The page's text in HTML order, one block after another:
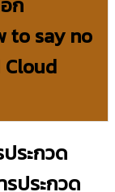
to say no
Cloud
ระกวด
ประกวด